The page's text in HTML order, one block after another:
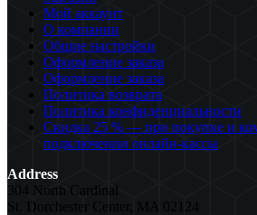
Мой аккаунт
О компании
Общие настройки
Оформление заказа
Оформление заказа
Политика возврата
Политика конфиденциальности
Скидка 25 % — при покупке и
подключении онлайн-кассы
Address
304 North Cardinal
St. Dorchester Center, MA 02124